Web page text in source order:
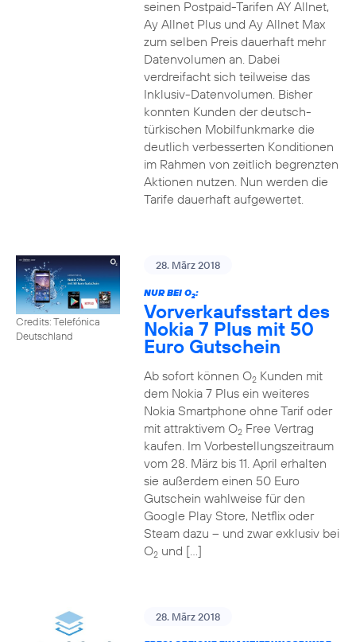
seinen Postpaid-Tarifen AY Allnet,
Ay Allnet Plus und Ay Allnet Max
zum selben Preis dauerhaft mehr
Datenvolumen an. Dabei
verdreifacht sich teilweise das
Inklusiv-Datenvolumen. Bisher
konnten Kunden der deutsch-
türkischen Mobilfunkmarke die
deutlich verbesserten Konditionen
im Rahmen von zeitlich begrenzten
Aktionen nutzen. Nun werden die
Tarife dauerhaft aufgewertet.
Credits: Telefónica
Deutschland
28. März 2018
NUR BEI O2:
Vorverkaufsstart des
Nokia 7 Plus mit 50
Euro Gutschein
Ab sofort können O2Kunden mit
dem Nokia 7 Plus ein weiteres
Nokia Smartphone ohne Tarif oder
mit attraktivem O2Free Vertrag
kaufen. Im Vorbestellungszeitraum
vom 28. März bis 11. April erhalten
sie außerdem einen 50 Euro
Gutschein wahlweise für den
Google Play Store, Netflix oder
Steam dazu – und zwar exklusiv bei
O2und […]
28. März 2018